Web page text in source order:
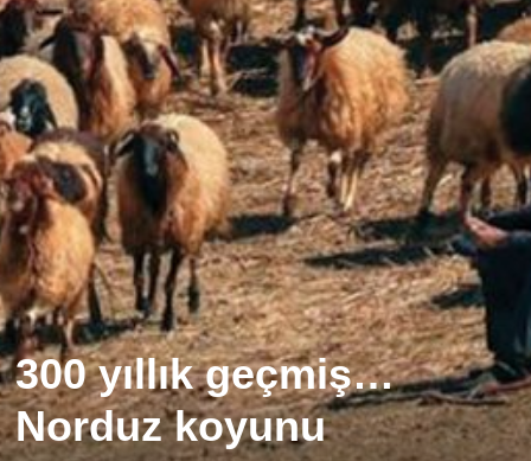
300 yıllık geçmiş…
Norduz koyunu